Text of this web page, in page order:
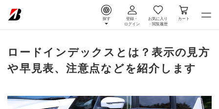
探す
登録・
ログイン
お気に入り
・ 閲覧履歴
カート
ロードインデックスとは？表示の見方
や早見表、注意点などを紹介します